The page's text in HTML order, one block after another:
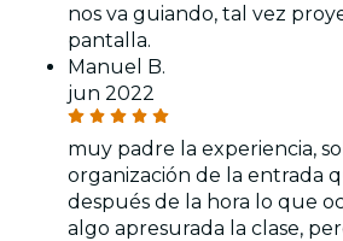
nos va guiando, tal vez
pantalla.
Manuel B.
jun 2022
muy padre la experiencia,
organización de la entrada
después de la hora lo que
algo apresurada la clase,